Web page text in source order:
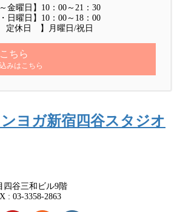
～金曜日】10：00～21：30
・日曜日】10：00～18：00
定休日 】月曜日/祝日
ちら
みはこちら
ヨガ新宿四谷スタジオ
四谷三和ビル9階
: 03-3358-2863